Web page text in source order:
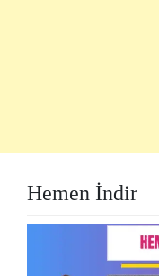
Hemen İndir